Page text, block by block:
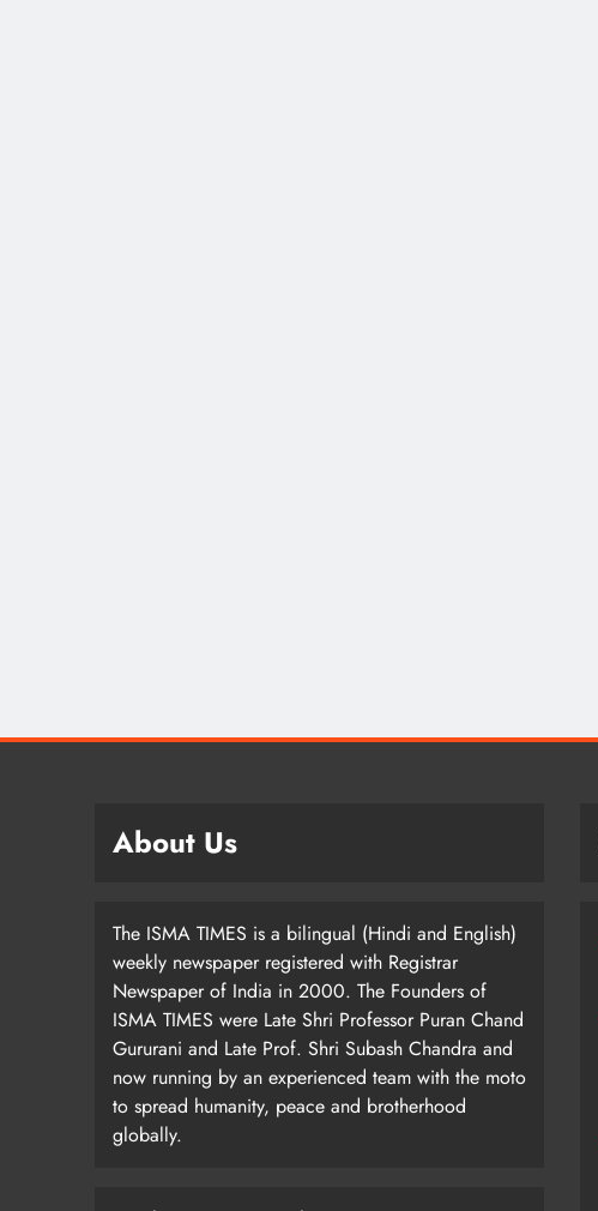
About Us
The ISMA TIMES is a bilingual (Hindi and English)
weekly newspaper registered with Registrar
Newspaper of India in 2000. The Founders of
ISMA TIMES were Late Shri Professor Puran Chand
Gururani and Late Prof. Shri Subash Chandra and
now running by an experienced team with the moto
to spread humanity, peace and brotherhood
globally.